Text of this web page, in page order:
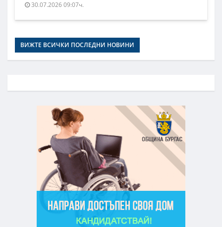
30.07.2026 09:07ч.
ВИЖТЕ ВСИЧКИ ПОСЛЕДНИ НОВИНИ